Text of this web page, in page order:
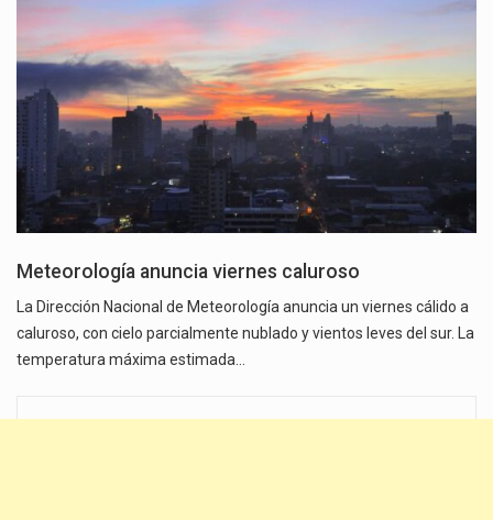
Meteorología anuncia viernes caluroso
La Dirección Nacional de Meteorología anuncia un viernes cálido a
caluroso, con cielo parcialmente nublado y vientos leves del sur. La
temperatura máxima estimada…